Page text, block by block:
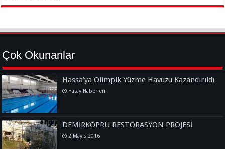
Çok Okunanlar
Hassa’ya Olimpik Yüzme Havuzu Kazandırıldı
Hatay Haberleri
DEMİRKÖPRÜ RESTORASYON PROJESİ
2 Mayıs 2016